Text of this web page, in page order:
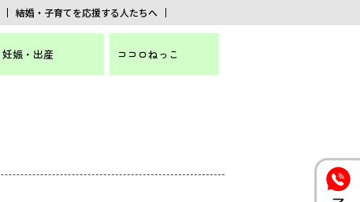
結婚・子育てを応援する人たちへ
妊娠・出産 ココロねっこ